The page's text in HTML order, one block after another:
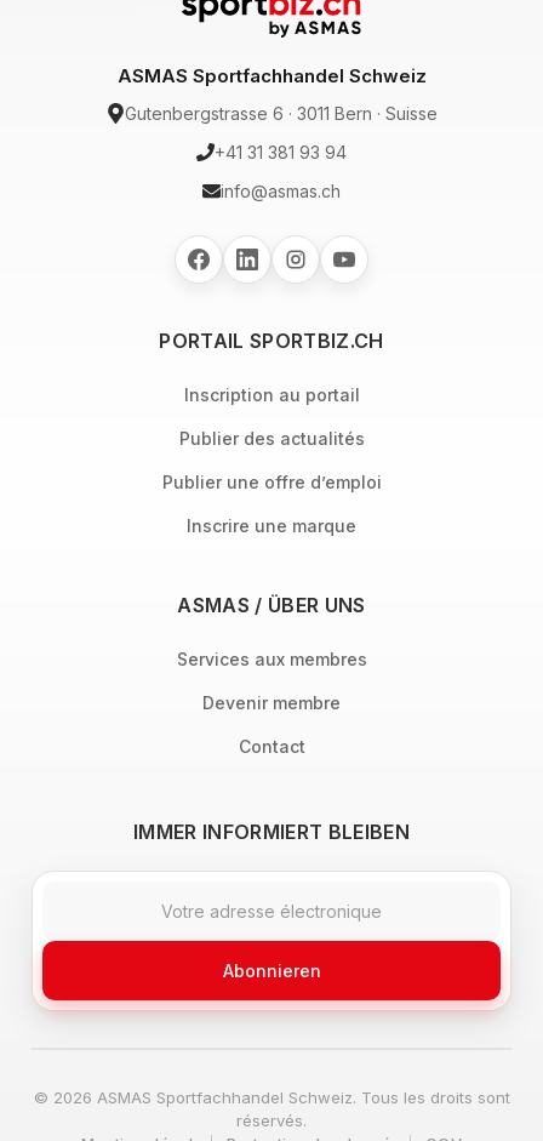
ASMAS Sportfachhandel Schweiz
Gutenbergstrasse 6 · 3011 Bern · Suisse
+41 31 381 93 94
info@asmas.ch
PORTAIL SPORTBIZ.CH
Inscription au portail
Publier des actualités
Publier une offre d’emploi
Inscrire une marque
ASMAS / ÜBER UNS
Services aux membres
Devenir membre
Contact
IMMER INFORMIERT BLEIBEN
Abonnieren
© 2026 ASMAS Sportfachhandel Schweiz. Tous les droits sont
réservés.